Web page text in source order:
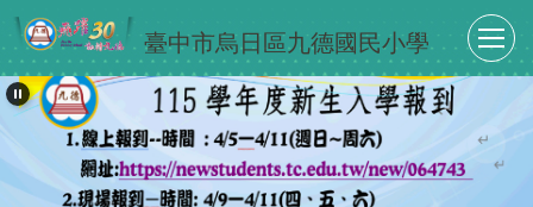
跳
到
主
要
內
區
臺中市烏日區九德國民小學